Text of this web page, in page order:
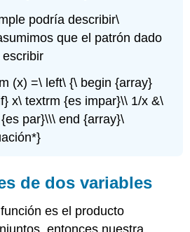
podría describir\
que el patrón dado
(x) =\ left\ {\ begin {array}
x\ textrm {es impar}\\ 1/x &\
par}\\\ end {array}\
de dos variables
es el producto